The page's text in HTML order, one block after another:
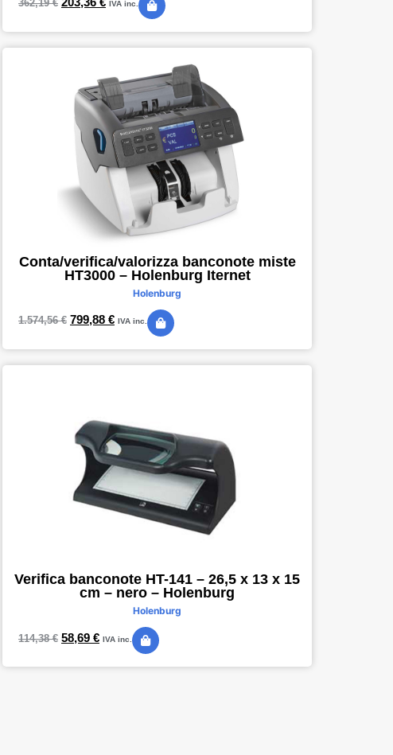
362,19€ IVA inc.
Conta/verifica/valorizza banconote miste
HT3000 – Holenburg Iternet
Holenburg
1.574,56€ 799,88 € IVA inc.
Verifica banconote HT-141 – 26,5 x 13 x 15
cm – nero – Holenburg
Holenburg
114,38€ 58,69 € IVA inc.